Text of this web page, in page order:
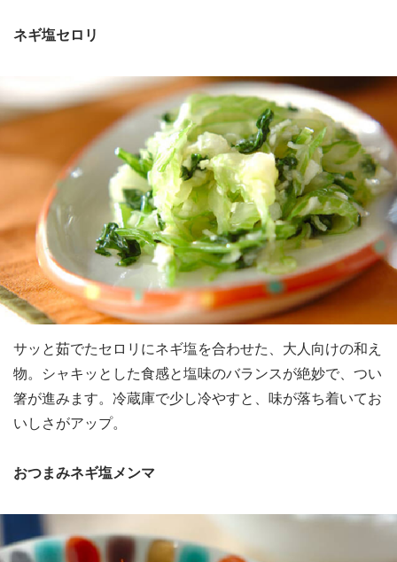
ネギ塩セロリ
サッと茹でたセロリにネギ塩を合わせた、大人向けの和え
物。シャキッとした食感と塩味のバランスが絶妙で、つい
箸が進みます。冷蔵庫で少し冷やすと、味が落ち着いてお
いしさがアップ。
おつまみネギ塩メンマ